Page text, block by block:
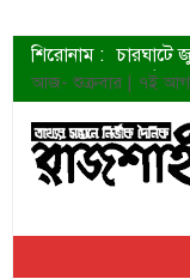
শিরোনাম : চারঘাটে
সংবর্ধনা
শহীদদের
ত্বক
জুলাই
প্রধানমন্ত্রী
কোয়ার্টার
আজ- শুক্রবার | ৭ই